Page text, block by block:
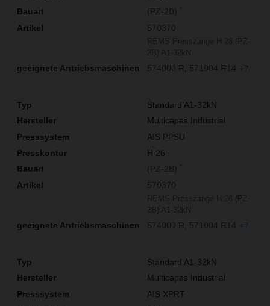
(PZ-2B)
570370
574000 R 571004 R14 +7
Standard A1-32kN
Multicapas Industrial
AIS PPSU
H 26
(PZ-2B)
570370
574000 R 571004 R14 +7
Standard A1-32kN
Multicapas Industrial
AIS XPRT